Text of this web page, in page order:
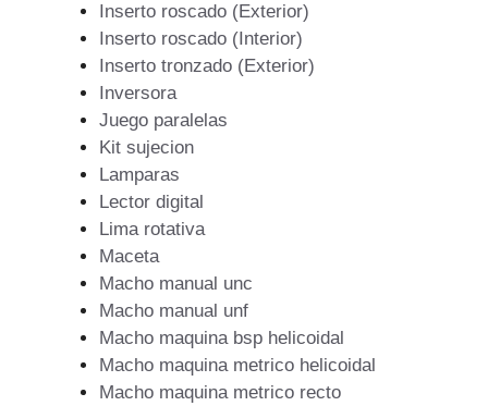
Inserto roscado (Exterior)
Inserto roscado (Interior)
Inserto tronzado (Exterior)
Inversora
Juego paralelas
Kit sujecion
Lamparas
Lector digital
Lima rotativa
Maceta
Macho manual unc
Macho manual unf
Macho maquina bsp helicoidal
Macho maquina metrico helicoidal
Macho maquina metrico recto